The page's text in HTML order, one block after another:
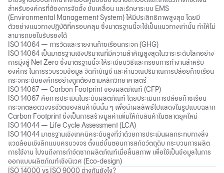
สำหรับองค์กรที่ต้องการจัดตั้ง ขับเคลื่อน และรักษาระบบ EMS
(Environmental Management System) ให้มีประสิทธิภาพสูงสุด โดยมี
ตัวอย่างแนวทางปฏิบัติที่ครอบคลุม ซึ่งมาตรฐานนี้จะใช้เป็นแนวทางเท่านั้น ทำให้ไม่
สามารถขอใบรับรองได้
ISO 14064 — การวัดและรายงานก๊าซเรือนกระจก (GHG)
ISO 14064 เป็นมาตรฐานเชิงปริมาณที่มีความสำคัญสูงสุดในวาระระดับโลกอย่าง
การมุ่งสู่ Net Zero ซึ่งมาตรฐานนี้จะให้ระเบียบวิธีและกรอบการทำงานสำหรับ
องค์กร ในการรวบรวมข้อมูล จัดทำบัญชี และคำนวณปริมาณการปล่อยก๊าซเรือน
กระจกระดับองค์กรอย่างถูกต้องตามหลักวิทยาศาสตร์
ISO 14067 — Carbon Footprint ของผลิตภัณฑ์ (CFP)
ISO 14067 คือการประเมินในระดับผลิตภัณฑ์ โดยประเมินการปล่อยก๊าซเรือน
กระจกตลอดวงจรชีวิตของสินค้าชิ้นนั้น ๆ เพื่อนำผลลัพธ์ไปแสดงในรูปแบบฉลาก
Carbon Footprint ซึ่งเป็นการสร้างมูลค่าเพิ่มให้กับสินค้าในตลาดยุคใหม่
ISO 14044 — Life Cycle Assessment (LCA)
ISO 14044 มาตรฐานเชิงเทคนิคระดับสูงที่ว่าด้วยการประเมินผลกระทบทางสิ่ง
แวดล้อมเชิงลึกแบบครบวงจร ตั้งแต่ขั้นตอนการสกัดวัตถุดิบ กระบวนการผลิต
การใช้งาน ไปจนถึงการกำจัดซากผลิตภัณฑ์เมื่อสิ้นสภาพ เพื่อใช้เป็นข้อมูลในการ
ออกแบบผลิตภัณฑ์เชิงนิเวศ (Eco-design)
ISO 14000 vs ISO 9000 ต่างกันยังไง?